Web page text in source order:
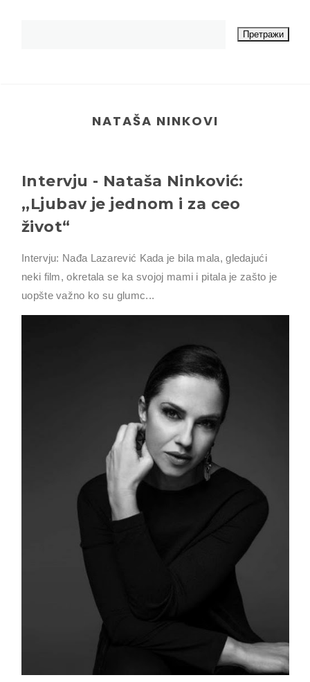
NATAŠA NINKOVI
Intervju - Nataša Ninković:
,,Ljubav je jednom i za ceo
život“
Intervju: Nađa Lazarević Kada je bila mala, gledajući
neki film, okretala se ka svojoj mami i pitala je zašto je
uopšte važno ko su glumc...